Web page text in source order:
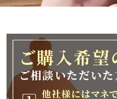
2026年1月9日(金)以降、
す。
ご不便をおかけいたしま
よろしくお願いいたしま